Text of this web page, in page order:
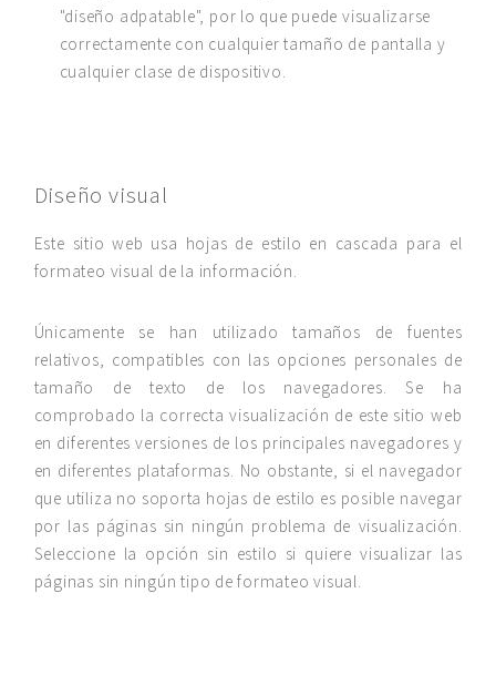
"diseño adpatable", por lo que puede visualizarse
correctamente con cualquier tamaño de pantalla y
cualquier clase de dispositivo.
Diseño visual
Este sitio web usa hojas de estilo en cascada para el
formateo visual de la información.
Únicamente se han utilizado tamaños de fuentes
relativos, compatibles con las opciones personales de
tamaño de texto de los navegadores. Se ha
comprobado la correcta visualización de este sitio web
en diferentes versiones de los principales navegadores y
en diferentes plataformas. No obstante, si el navegador
que utiliza no soporta hojas de estilo es posible navegar
por las páginas sin ningún problema de visualización.
Seleccione la opción sin estilo si quiere visualizar las
páginas sin ningún tipo de formateo visual.